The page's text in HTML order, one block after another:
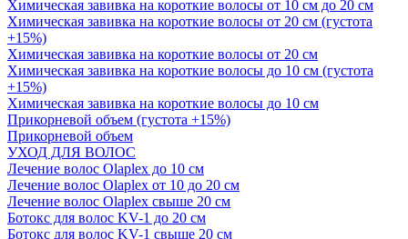
Химическая завивка на короткие волосы от 10 см до 20 см
Химическая завивка на короткие волосы от 20 см (густота
+15%)
Химическая завивка на короткие волосы от 20 см
Химическая завивка на короткие волосы до 10 см (густота
+15%)
Химическая завивка на короткие волосы до 10 см
Прикорневой объем (густота +15%)
Прикорневой объем
УХОД ДЛЯ ВОЛОС
Лечение волос Olapleх до 10 см
Лечение волос Olapleх от 10 до 20 см
Лечение волос Olapleх свыше 20 см
Ботокс для волос KV-1 до 20 см
Ботокс для волос KV-1 свыше 20 см